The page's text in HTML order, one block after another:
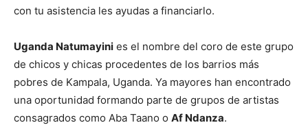
con tu asistencia les ayudas a financiarlo.
Uganda Natumayini es el nombre del coro de este grupo
de chicos y chicas procedentes de los barrios más
pobres de Kampala, Uganda. Ya mayores han encontrado
una oportunidad formando parte de grupos de artistas
consagrados como Aba Taano o Af Ndanza.